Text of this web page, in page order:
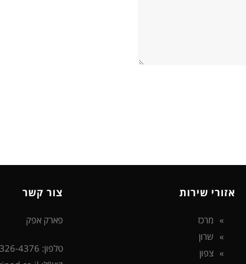
אזורי שירות
מרכז
שרון
צפון
צור קשר
פארק אפק
טלפון: 072-326-4376